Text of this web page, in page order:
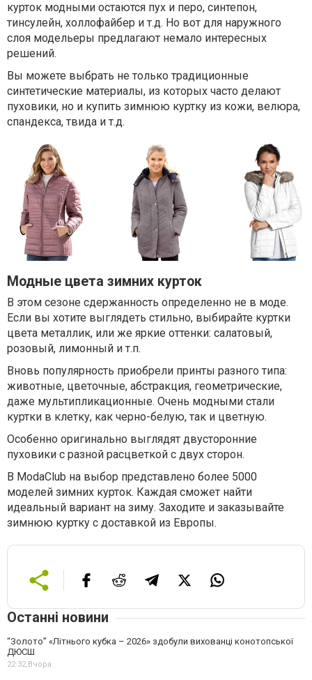
курток модными остаются пух и перо, синтепон,
тинсулейн, холлофайбер и т.д. Но вот для наружного
слоя модельеры предлагают немало интересных
решений.
Вы можете выбрать не только традиционные
синтетические материалы, из которых часто делают
пуховики, но и купить зимнюю куртку из кожи, велюра,
спандекса, твида и т.д.
Модные цвета зимних курток
В этом сезоне сдержанность определенно не в моде.
Если вы хотите выглядеть стильно, выбирайте куртки
цвета металлик, или же яркие оттенки: салатовый,
розовый, лимонный и т.п.
Вновь популярность приобрели принты разного типа:
животные, цветочные, абстракция, геометрические,
даже мультипликационные. Очень модными стали
куртки в клетку, как черно-белую, так и цветную.
Особенно оригинально выглядят двусторонние
пуховики с разной расцветкой с двух сторон.
В ModaClub на выбор представлено более 5000
моделей зимних курток. Каждая сможет найти
идеальный вариант на зиму. Заходите и заказывайте
зимнюю куртку с доставкой из Европы.
Останні новини
“Золото” «Літнього кубка – 2026» здобули вихованці конотопської
ДЮСШ
22:32,Вчора